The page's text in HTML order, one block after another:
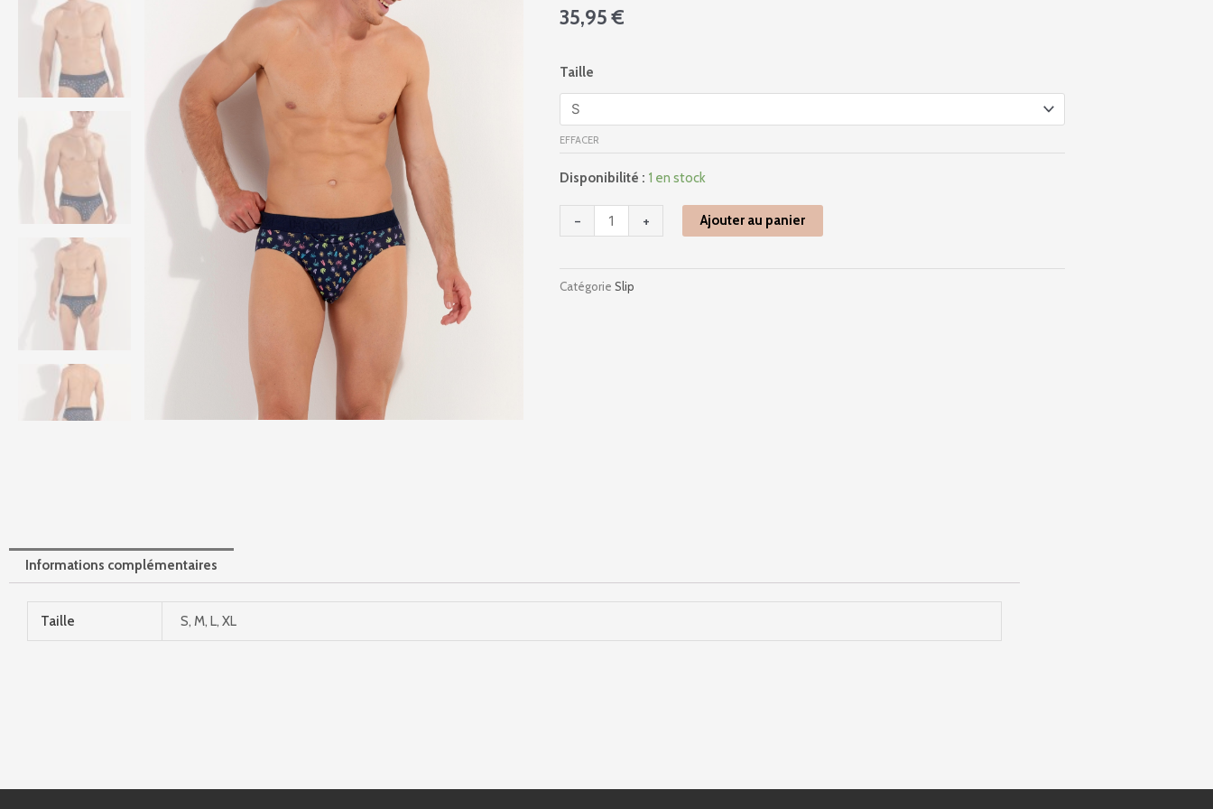
35,95€
Taille
EFFACER
Disponibilité : 1 en stock
-
de
402971
-
California
Noir
Imprimé
+ Ajouter au panier
Catégorie Slip
Informations complémentaires
Taille S, M, L, XL